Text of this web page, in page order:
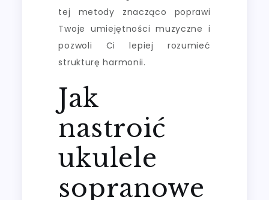
tej metody znacząco poprawi
Twoje umiejętności muzyczne i
pozwoli Ci lepiej rozumieć
strukturę harmonii.
Jak
nastroić
ukulele
sopranowe